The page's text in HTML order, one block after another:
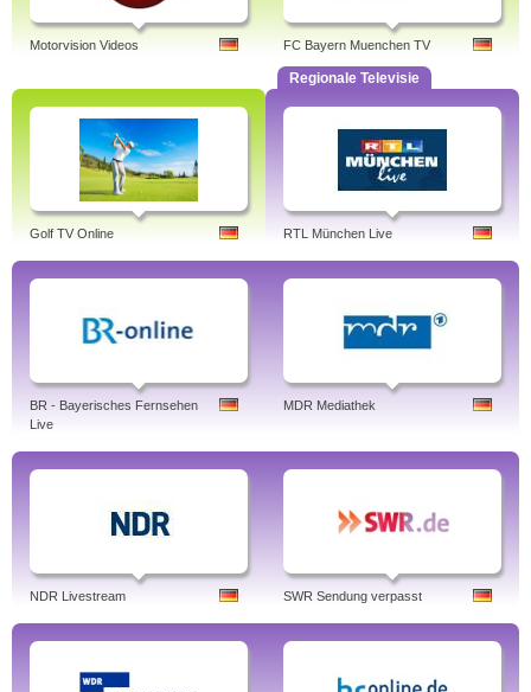
Motorvision Videos FC Bayern Muenchen TV
Golf TV Online
Regionale Televisie
RTL München Live
BR - Bayerisches Fernsehen
Live
MDR Mediathek
NDR Livestream SWR Sendung verpasst